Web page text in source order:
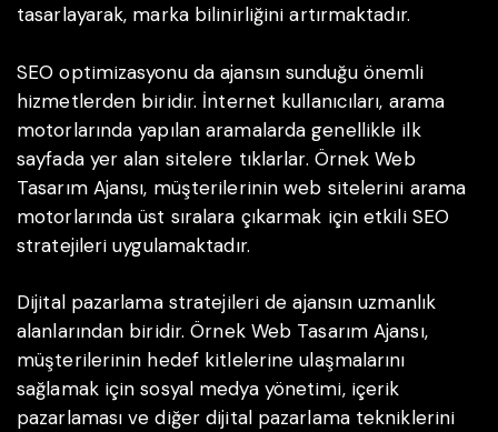
tasarlayarak, marka bilinirliğini artırmaktadır.
SEO optimizasyonu da ajansın sunduğu önemli
hizmetlerden biridir. İnternet kullanıcıları, arama
motorlarında yapılan aramalarda genellikle ilk
sayfada yer alan sitelere tıklarlar. Örnek Web
Tasarım Ajansı, müşterilerinin web sitelerini arama
motorlarında üst sıralara çıkarmak için etkili SEO
stratejileri uygulamaktadır.
Dijital pazarlama stratejileri de ajansın uzmanlık
alanlarından biridir. Örnek Web Tasarım Ajansı,
müşterilerinin hedef kitlelerine ulaşmalarını
sağlamak için sosyal medya yönetimi, içerik
pazarlaması ve diğer dijital pazarlama tekniklerini